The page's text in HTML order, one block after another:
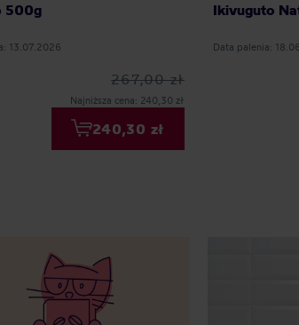
500g
13.07.2026
267,00 zł
Najniższa cena: 240,30 zł
240,30 zł
Ikivuguto
Data palenia: